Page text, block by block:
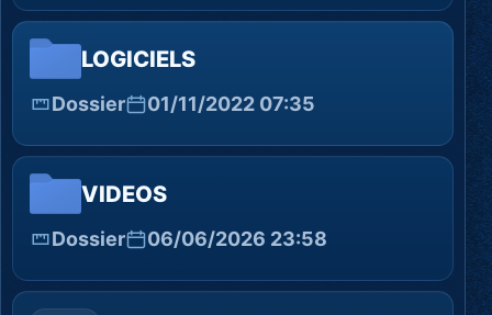
LOGICIELS
Dossier 01/11/2022 07:35
VIDEOS
Dossier 06/06/2026 23:58